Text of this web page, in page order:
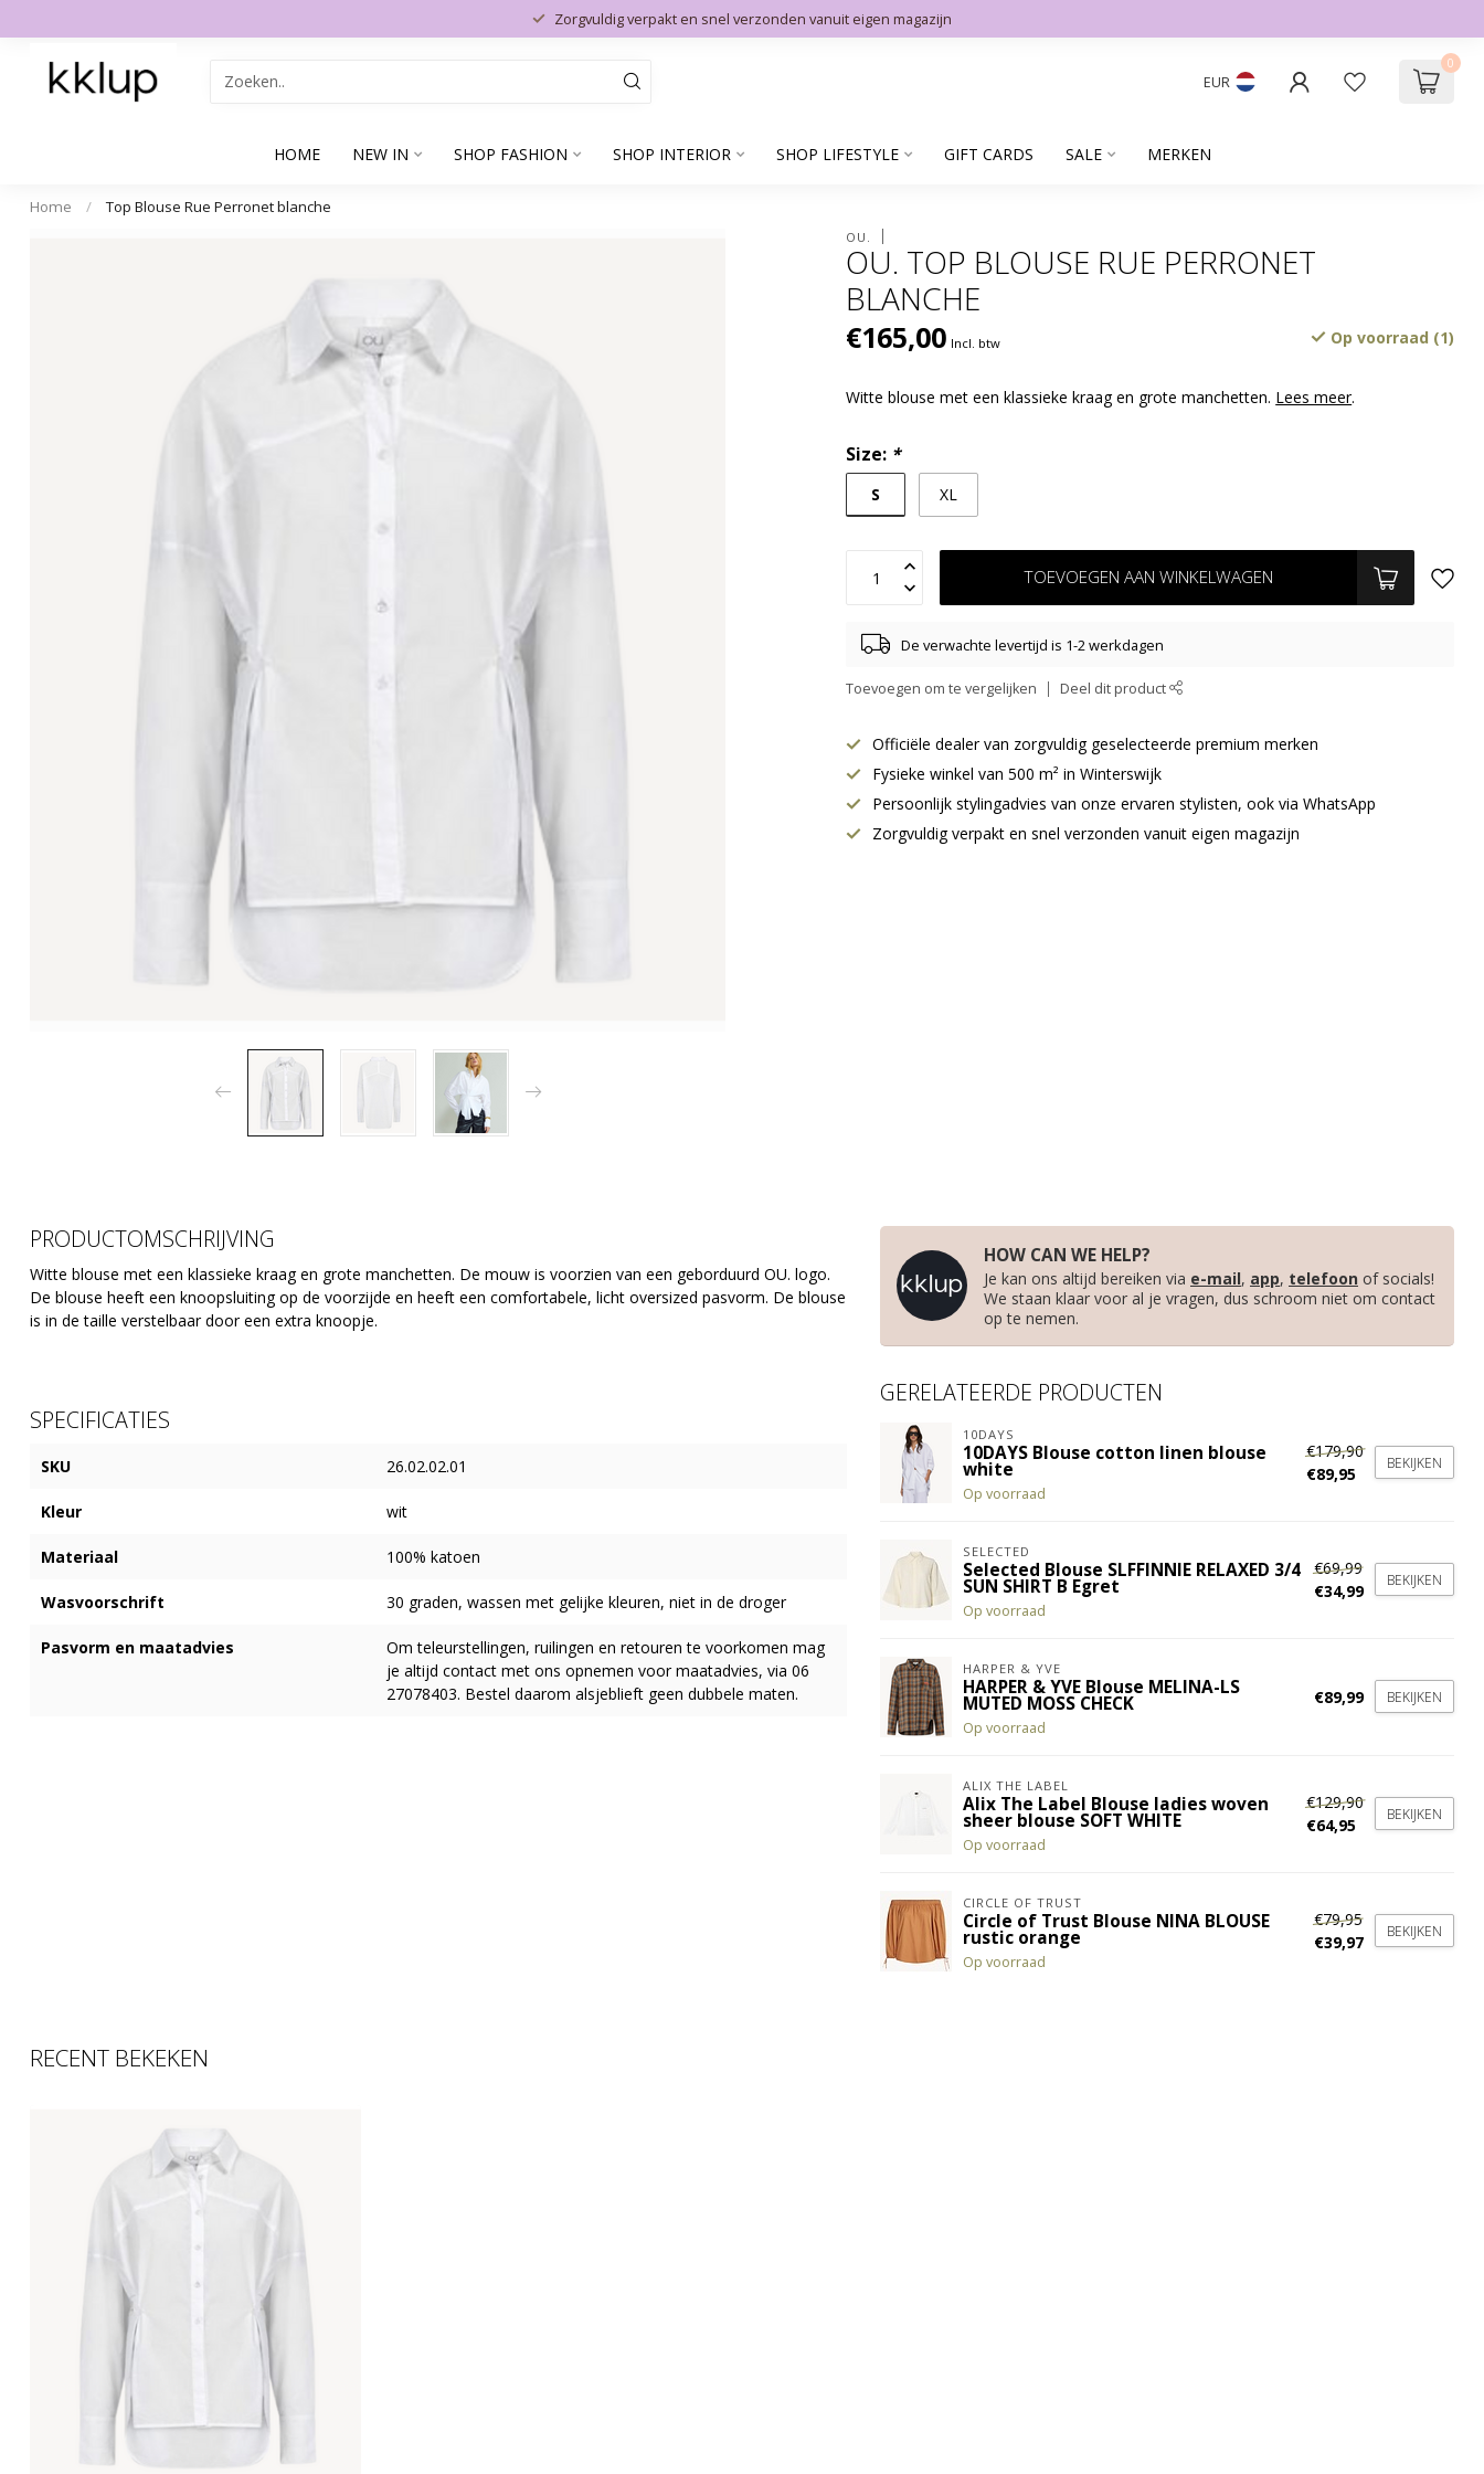
Zorgvuldig verpakt en snel verzonden vanuit eigen magazijn
EUR
0
HOME NEW IN SHOP FASHION SHOP INTERIOR SHOP LIFESTYLE GIFT CARDS SALE MERKEN
Home / Top Blouse Rue Perronet blanche
OU.
OU. TOP BLOUSE RUE PERRONET
BLANCHE
€165,00 Incl. btw Op voorraad (1)
Witte blouse met een klassieke kraag en grote manchetten. Lees meer.
Size: *
S XL
TOEVOEGEN AAN WINKELWAGEN
De verwachte levertijd is 1-2 werkdagen
Toevoegen om te vergelijken Deel dit product
Officiële dealer van zorgvuldig geselecteerde premium merken
Fysieke winkel van 500 m² in Winterswijk
Persoonlijk stylingadvies van onze ervaren stylisten, ook via WhatsApp
Zorgvuldig verpakt en snel verzonden vanuit eigen magazijn
PRODUCTOMSCHRIJVING
Witte blouse met een klassieke kraag en grote manchetten. De mouw is voorzien van een geborduurd OU. logo.
De blouse heeft een knoopsluiting op de voorzijde en heeft een comfortabele, licht oversized pasvorm. De blouse
is in de taille verstelbaar door een extra knoopje.
SPECIFICATIES
SKU 26.02.02.01
Kleur wit
Materiaal 100% katoen
Wasvoorschrift 30 graden, wassen met gelijke kleuren, niet in de droger
Pasvorm en maatadvies
Om teleurstellingen, ruilingen en retouren te voorkomen mag
je altijd contact met ons opnemen voor maatadvies, via 06
27078403. Bestel daarom alsjeblieft geen dubbele maten.
HOW CAN WE HELP?
Je kan ons altijd bereiken via e-mail, app, telefoon of socials!
We staan klaar voor al je vragen, dus schroom niet om contact
op te nemen.
GERELATEERDE PRODUCTEN
10DAYS
10DAYS Blouse cotton linen blouse
white
Op voorraad
€179,90
€89,95
BEKIJKEN
SELECTED
Selected Blouse SLFFINNIE RELAXED 3/4
SUN SHIRT B Egret
Op voorraad
€69,99
€34,99
BEKIJKEN
HARPER & YVE
HARPER & YVE Blouse MELINA-LS
MUTED MOSS CHECK
Op voorraad
€89,99 BEKIJKEN
ALIX THE LABEL
Alix The Label Blouse ladies woven
sheer blouse SOFT WHITE
Op voorraad
€129,90
€64,95
BEKIJKEN
CIRCLE OF TRUST
Circle of Trust Blouse NINA BLOUSE
rustic orange
Op voorraad
€79,95
€39,97
BEKIJKEN
RECENT BEKEKEN